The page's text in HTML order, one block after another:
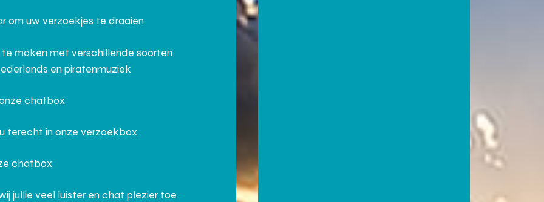
om uw verzoekjes te draaien
maken met verschillende soorten
en piratenmuziek
chatbox
terecht in onze verzoekbox
chatbox
jullie veel luister en chat plezier toe